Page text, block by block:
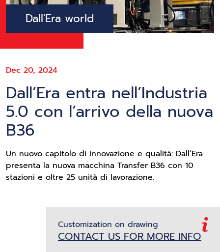
Dall'Era world
Dec 20, 2024
Dall’Era entra nell’Industria
5.0 con l’arrivo della nuova
B36
Un nuovo capitolo di innovazione e qualità: Dall’Era
presenta la nuova macchina Transfer B36 con 10
stazioni e oltre 25 unità di lavorazione.
Customization on drawing
CONTACT US FOR MORE INFO